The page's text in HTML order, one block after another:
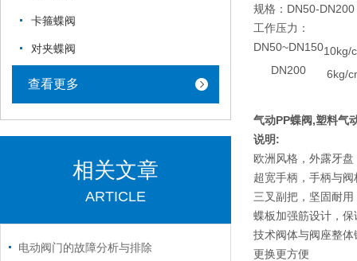
规格：DN50-
工作压力：
DN50~DN15010kg/
DN200
6kg/
气动PP蝶阀,塑料气
说明
欧洲风格，外露牙
超宽手柄，手柄与
三叉副把，坚固耐用
蝶板加强筋设计，
技术阀体与阀座整
更换更方便
卡箍蝶阀
对夹蝶阀
查看更多
相关文章
ARTICLE
电动阀门的故障分析与排除